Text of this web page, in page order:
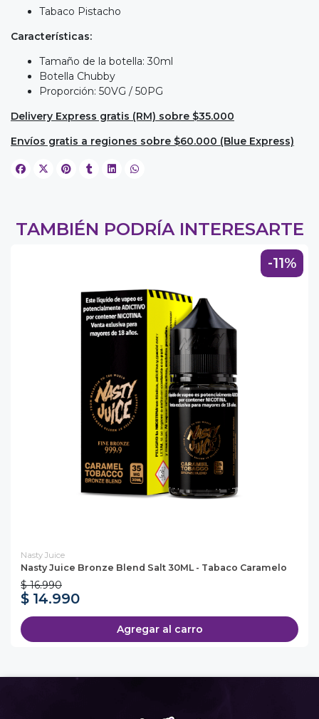
Tabaco Pistacho
Características:
Tamaño de la botella: 30ml
Botella Chubby
Proporción: 50VG / 50PG
Delivery Express gratis (RM) sobre $35.000
Envíos gratis a regiones sobre $60.000 (Blue Express)
TAMBIÉN PODRÍA INTERESARTE
-11%
Nasty Juice
Nasty Juice Bronze Blend Salt 30ML - Tabaco Caramelo
$ 16.990
$ 14.990
Agregar al carro